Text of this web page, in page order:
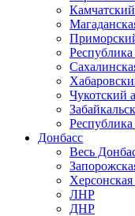
Чукотский
Донбасс
Весь
Херсонская
ЛНР
ДНР